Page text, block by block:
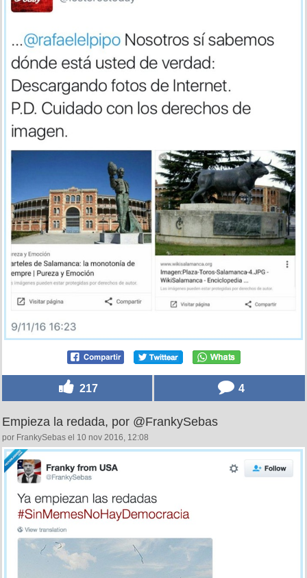
217 4
Empieza la redada, por @FrankySebas
por FrankySebas el 10 nov 2016, 12:08